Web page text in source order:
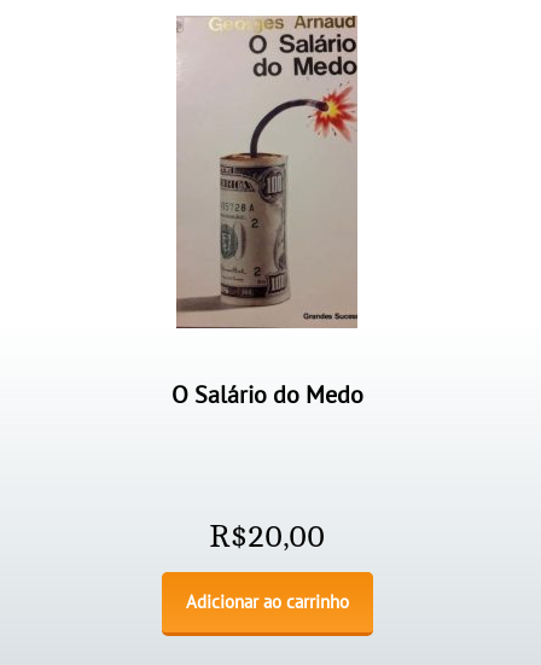
O Salário do Medo
R$20,00
Adicionar ao carrinho